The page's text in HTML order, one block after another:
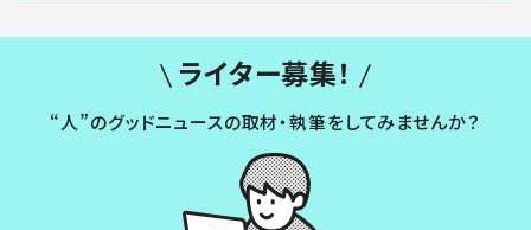
ライター募集！
“人”のグッドニュースの取材・執筆をしてみませんか？